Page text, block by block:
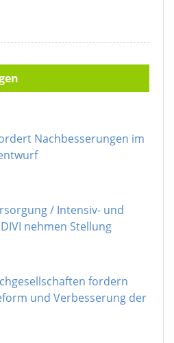
Nachbesserungen im
/ Intensiv- und
nehmen Stellung
fordern
und Verbesserung der